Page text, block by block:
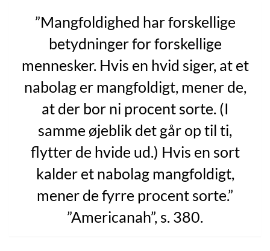
”Mangfoldighed har forskellige
betydninger for forskellige
mennesker. Hvis en hvid siger, at et
nabolag er mangfoldigt, mener de,
at der bor ni procent sorte. (I
samme øjeblik det går op til ti,
flytter de hvide ud.) Hvis en sort
kalder et nabolag mangfoldigt,
mener de fyrre procent sorte.”
”Americanah”, s. 380.